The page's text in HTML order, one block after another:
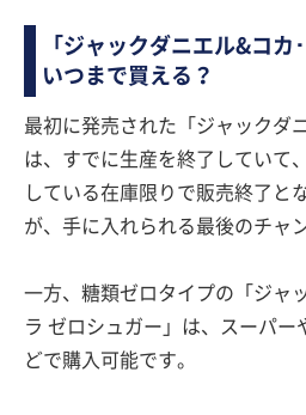
「ジャックダニエル&コカ
いつまで買える？
最初に発売された「ジャックダ
は、すでに生産を終了していて
している在庫限りで販売終了と
が、手に入れられる最後のチャ
一方、糖類ゼロタイプの「ジャ
ラ ゼロシュガー」は、スーパー
どで購入可能です。